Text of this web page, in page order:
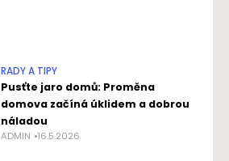
RADY A TIPY
Pusťte jaro domů: Proměna
domova začíná úklidem a dobrou
náladou
ADMIN 16.5.2026